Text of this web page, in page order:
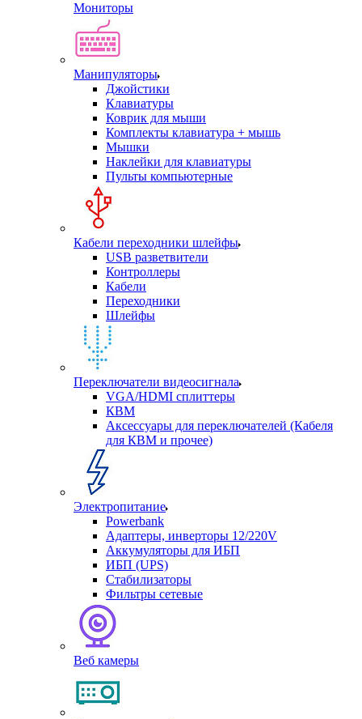
Мониторы
Манипуляторы
Джойстики
Клавиатуры
Коврик для мыши
Комплекты клавиатура + мышь
Мышки
Наклейки для клавиатуры
Пульты компьютерные
Кабели переходники шлейфы
USB разветвители
Контроллеры
Кабели
Переходники
Шлейфы
Переключатели видеосигнала
VGA/HDMI сплиттеры
КВМ
Аксессуары для переключателей (Кабеля
для КВМ и прочее)
Электропитание
Powerbank
Адаптеры, инверторы 12/220V
Аккумуляторы для ИБП
ИБП (UPS)
Стабилизаторы
Фильтры сетевые
Веб камеры